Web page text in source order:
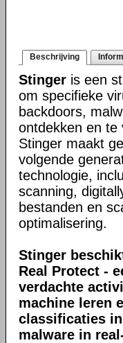
Beschrijving
Stinger is een
om specifieke
backdoors,
ontdekken en te
Stinger maakt
volgende
technologie,
scanning,
bestanden en
optimalisering.
Stinger
Real Protect -
verdachte
machine leren
classificaties
malware in